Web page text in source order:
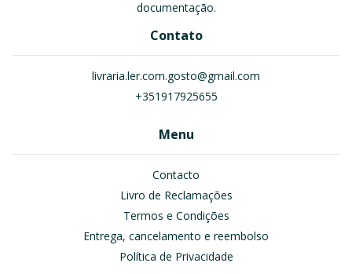
documentação.
Contato
livraria.ler.com.gosto@gmail.com
+351917925655
Menu
Contacto
Livro de Reclamações
Termos e Condições
Entrega, cancelamento e reembolso
Política de Privacidade